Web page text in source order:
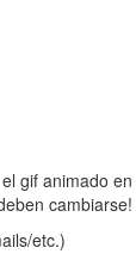
gif animado
cambiarse!
etc.)